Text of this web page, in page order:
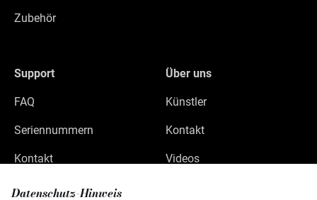
Datenschutz-Hinweis
Zubehör
Support
FAQ
Seriennummern
Kontakt
Über uns
Künstler
Kontakt
Videos